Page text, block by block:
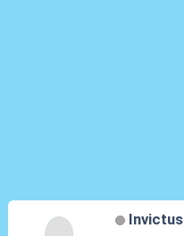
Invictus